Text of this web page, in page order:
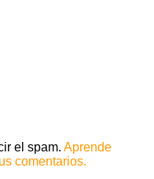
el spam.Aprende
comentarios.